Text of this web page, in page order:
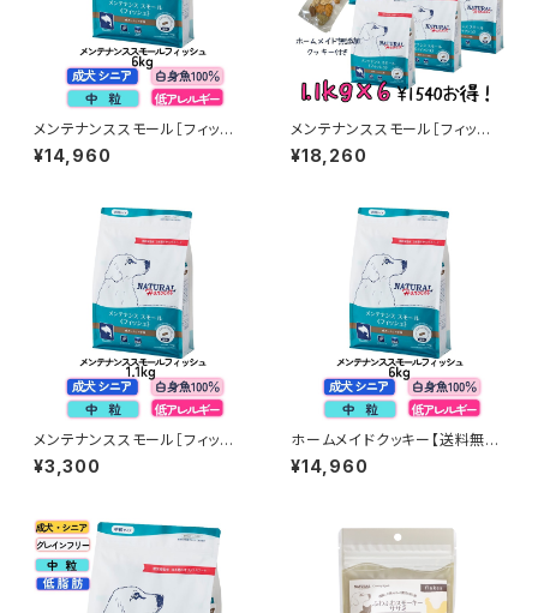
メンテナンススモール［フィッシ
ュ］小粒 6kgｘ1袋 ホームメイド
クッキーのおまけ付 ドッグフー
¥14,960
メンテナンススモール［フィッシ
ュ］小粒 1.1kgｘ6袋 ホームメイ
ドクッキーのおまけ付 ドッグフ
¥18,260
メンテナンススモール［フィッシ
ュ］小粒 1.1kgｘ1袋 ドッグフード
まとめ買いでお得 ナチュラルハ
¥3,300
ホームメイドクッキー【送料無
料】メンテナンススモールフィッ
シュ 6kg ドッグフード ナチュ
¥14,960